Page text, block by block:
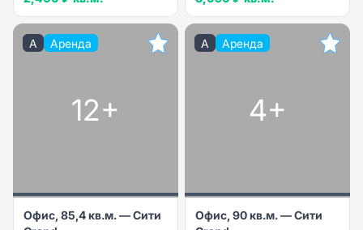
A Аренда
12+
Офис, 85,4 кв.м. — Сити
A Аренда
4+
Офис, 90 кв.м. — Сити